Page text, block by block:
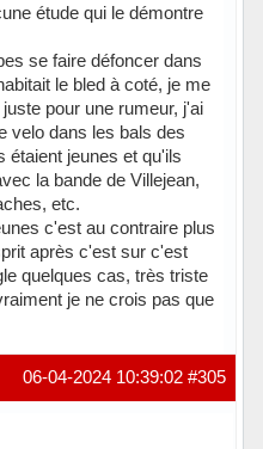
étude qui le démontre
se faire défoncer dans
le bled à coté, je me
pour une rumeur, j'ai
velo dans les bals des
étaient jeunes et qu'ils
la bande de Villejean,
etc.
c'est au contraire plus
après c'est sur c'est
quelques cas, très triste
je ne crois pas que
#305
06-04-2024 10:39:02